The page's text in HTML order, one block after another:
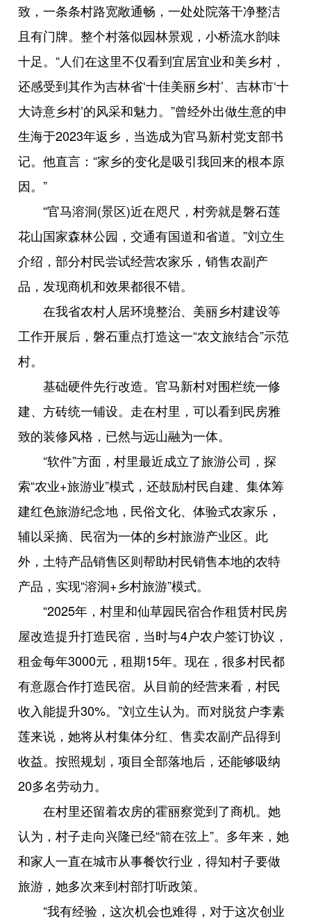
致，一条条村路宽敞通畅，一处处院落干净整洁
且有门牌。整个村落似园林景观，小桥流水韵味
十足。“人们在这里不仅看到宜居宜业和美乡村，
还感受到其作为吉林省‘十佳美丽乡村’、吉林市‘十
大诗意乡村’的风采和魅力。”曾经外出做生意的申
生海于2023年返乡，当选成为官马新村党支部书
记。他直言：“家乡的变化是吸引我回来的根本原
因。”
“官马溶洞(景区)近在咫尺，村旁就是磐石莲
花山国家森林公园，交通有国道和省道。”刘立生
介绍，部分村民尝试经营农家乐，销售农副产
品，发现商机和效果都很不错。
在我省农村人居环境整治、美丽乡村建设等
工作开展后，磐石重点打造这一“农文旅结合”示范
村。
基础硬件先行改造。官马新村对围栏统一修
建、方砖统一铺设。走在村里，可以看到民房雅
致的装修风格，已然与远山融为一体。
“软件”方面，村里最近成立了旅游公司，探
索“农业+旅游业”模式，还鼓励村民自建、集体筹
建红色旅游纪念地，民俗文化、体验式农家乐，
辅以采摘、民宿为一体的乡村旅游产业区。此
外，土特产品销售区则帮助村民销售本地的农特
产品，实现“溶洞+乡村旅游”模式。
“2025年，村里和仙草园民宿合作租赁村民房
屋改造提升打造民宿，当时与4户农户签订协议，
租金每年3000元，租期15年。现在，很多村民都
有意愿合作打造民宿。从目前的经营来看，村民
收入能提升30%。”刘立生认为。而对脱贫户李素
莲来说，她将从村集体分红、售卖农副产品得到
收益。按照规划，项目全部落地后，还能够吸纳
20多名劳动力。
在村里还留着农房的霍丽察觉到了商机。她
认为，村子走向兴隆已经“箭在弦上”。多年来，她
和家人一直在城市从事餐饮行业，得知村子要做
旅游，她多次来到村部打听政策。
“我有经验，这次机会也难得，对于这次创业